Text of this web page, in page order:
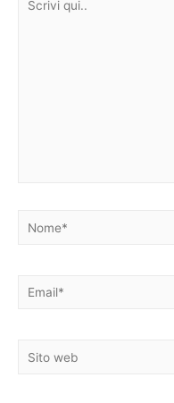
Nome*
Email*
Sito